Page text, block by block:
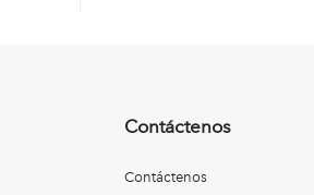
Contáctenos
Contáctenos